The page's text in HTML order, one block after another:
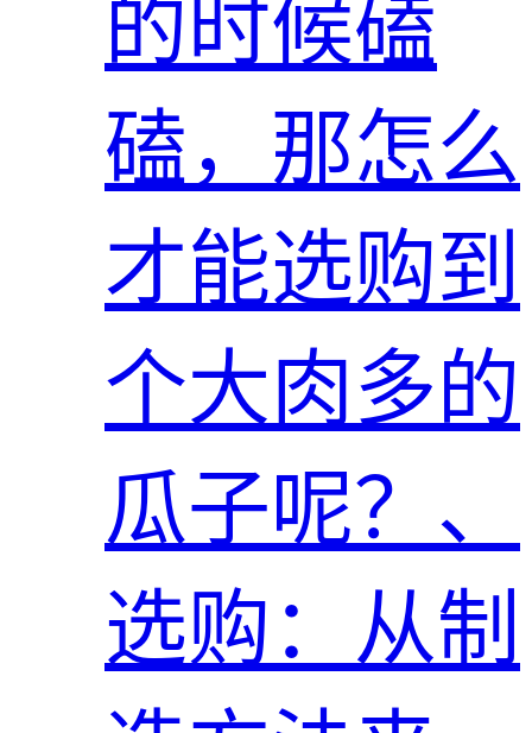
的时候磕
磕，那怎么
才能选购到
个大肉多的
瓜子呢？、
选购：从制